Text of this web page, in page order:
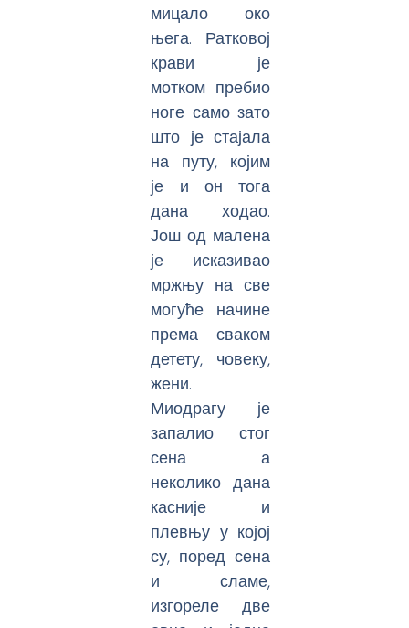
мицало око
њега. Ратковој
крави је
мотком пребио
ноге само зато
што је стајала
на путу, којим
је и он тога
дана ходао.
Још од малена
је исказивао
мржњу на све
могуће начине
према сваком
детету, човеку,
жени.
Миодрагу је
запалио стог
сена а
неколико дана
касније и
плевњу у којој
су, поред сена
и сламе,
изгореле две